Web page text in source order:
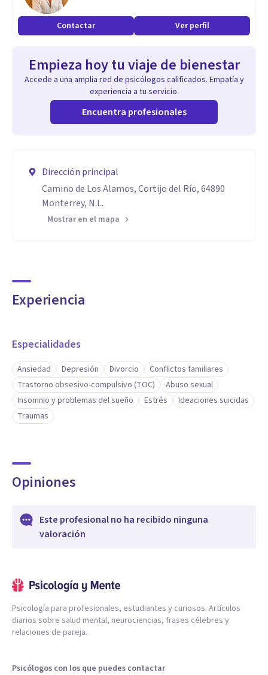
Contactar Ver perfil
Empieza hoy tu viaje de bienestar
Accede a una amplia red de psicólogos calificados. Empatía y
experiencia a tu servicio.
Encuentra profesionales
Dirección principal
Camino de Los Alamos, Cortijo del Río, 64890
Monterrey, N.L.
Mostrar en el mapa
Experiencia
Especialidades
Ansiedad Depresión Divorcio
Conflictos familiares
Trastorno obsesivo-compulsivo (TOC)
Abuso sexual
Insomnio y problemas del sueño
Estrés
Ideaciones suicidas
Traumas
Opiniones
Este profesional no ha recibido ninguna
valoración
Psicología para profesionales, estudiantes y curiosos. Artículos
diarios sobre salud mental, neurociencias, frases célebres y
relaciones de pareja.
Psicólogos con los que puedes contactar